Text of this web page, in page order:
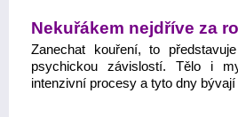
Nekuřákem nejdříve za
Zanechat kouření, to
psychickou závislostí. Tělo i
intenzivní procesy a tyto dny